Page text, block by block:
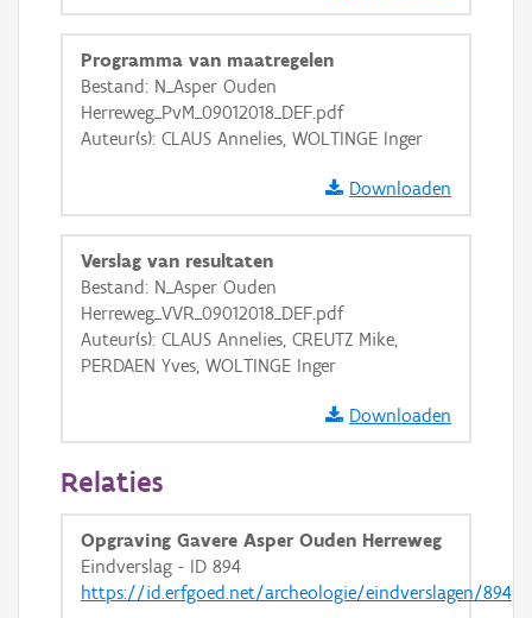
Basis Lagen
OSM-Basiskaart
GRB-Basiskaart in grijswaarden
Programma van maatregelen
Bestand: N_Asper Ouden
Herreweg_PvM_09012018_DEF.pdf
Auteur(s): CLAUS Annelies, WOLTINGE Inger
Downloaden
Verslag van resultaten
Bestand: N_Asper Ouden
Herreweg_VVR_09012018_DEF.pdf
Auteur(s): CLAUS Annelies, CREUTZ Mike,
PERDAEN Yves, WOLTINGE Inger
Downloaden
Relaties
Opgraving Gavere Asper Ouden Herreweg
Eindverslag - ID 894
https://id.erfgoed.net/archeologie/eindverslagen/894